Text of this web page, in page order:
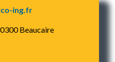
ing.fr
Beaucaire